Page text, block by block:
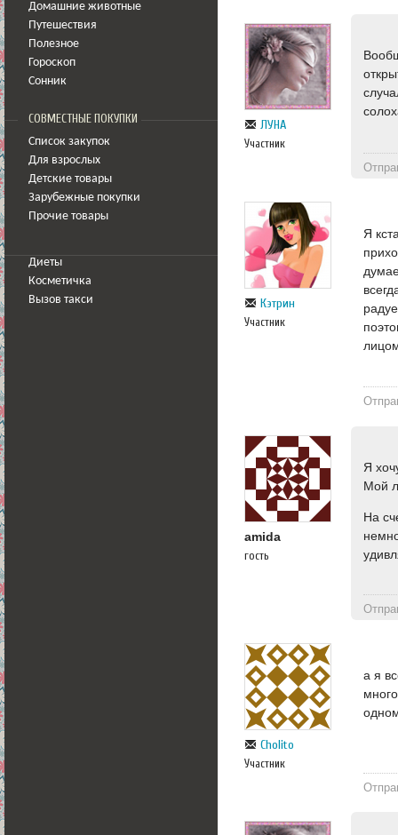
Домашние животные
Путешествия
Полезное
Гороскоп
Сонник
СОВМЕСТНЫЕ ПОКУПКИ
Список закупок
Для взрослых
Детские товары
Зарубежные покупки
Прочие товары
Диеты
Косметичка
Вызов такси
ЛУНА
Участник
Кэтрин
Участник
Я
amida
гость
Я
Мой
На
Cholito
Участник
а я